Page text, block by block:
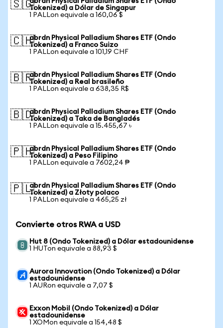
🇸🇬Tokenized) a Dólar de Singapur
1 PALLon equivale a 160,06 $
🇨🇭abrdn Physical Palladium Shares ETF (Ondo
Tokenized) a Franco Suizo
1 PALLon equivale a 101,19 CHF
🇧🇷abrdn Physical Palladium Shares ETF (Ondo
Tokenized) a Real brasileño
1 PALLon equivale a 638,35 R$
🇧🇩abrdn Physical Palladium Shares ETF (Ondo
Tokenized) a Taka de Bangladés
1 PALLon equivale a 15.455,67 ৳
🇵🇭abrdn Physical Palladium Shares ETF (Ondo
Tokenized) a Peso Filipino
1 PALLon equivale a 7602,24 ₱
🇵🇱abrdn Physical Palladium Shares ETF (Ondo
Tokenized) a Złoty polaco
1 PALLon equivale a 465,25 zł
Convierte otros RWA a USD
Hut 8 (Ondo Tokenized) a Dólar estadounidense
1 HUTon equivale a 88,93 $
Aurora Innovation (Ondo Tokenized) a Dólar
estadounidense
1 AURon equivale a 7,07 $
Exxon Mobil (Ondo Tokenized) a Dólar
estadounidense
1 XOMon equivale a 154,48 $